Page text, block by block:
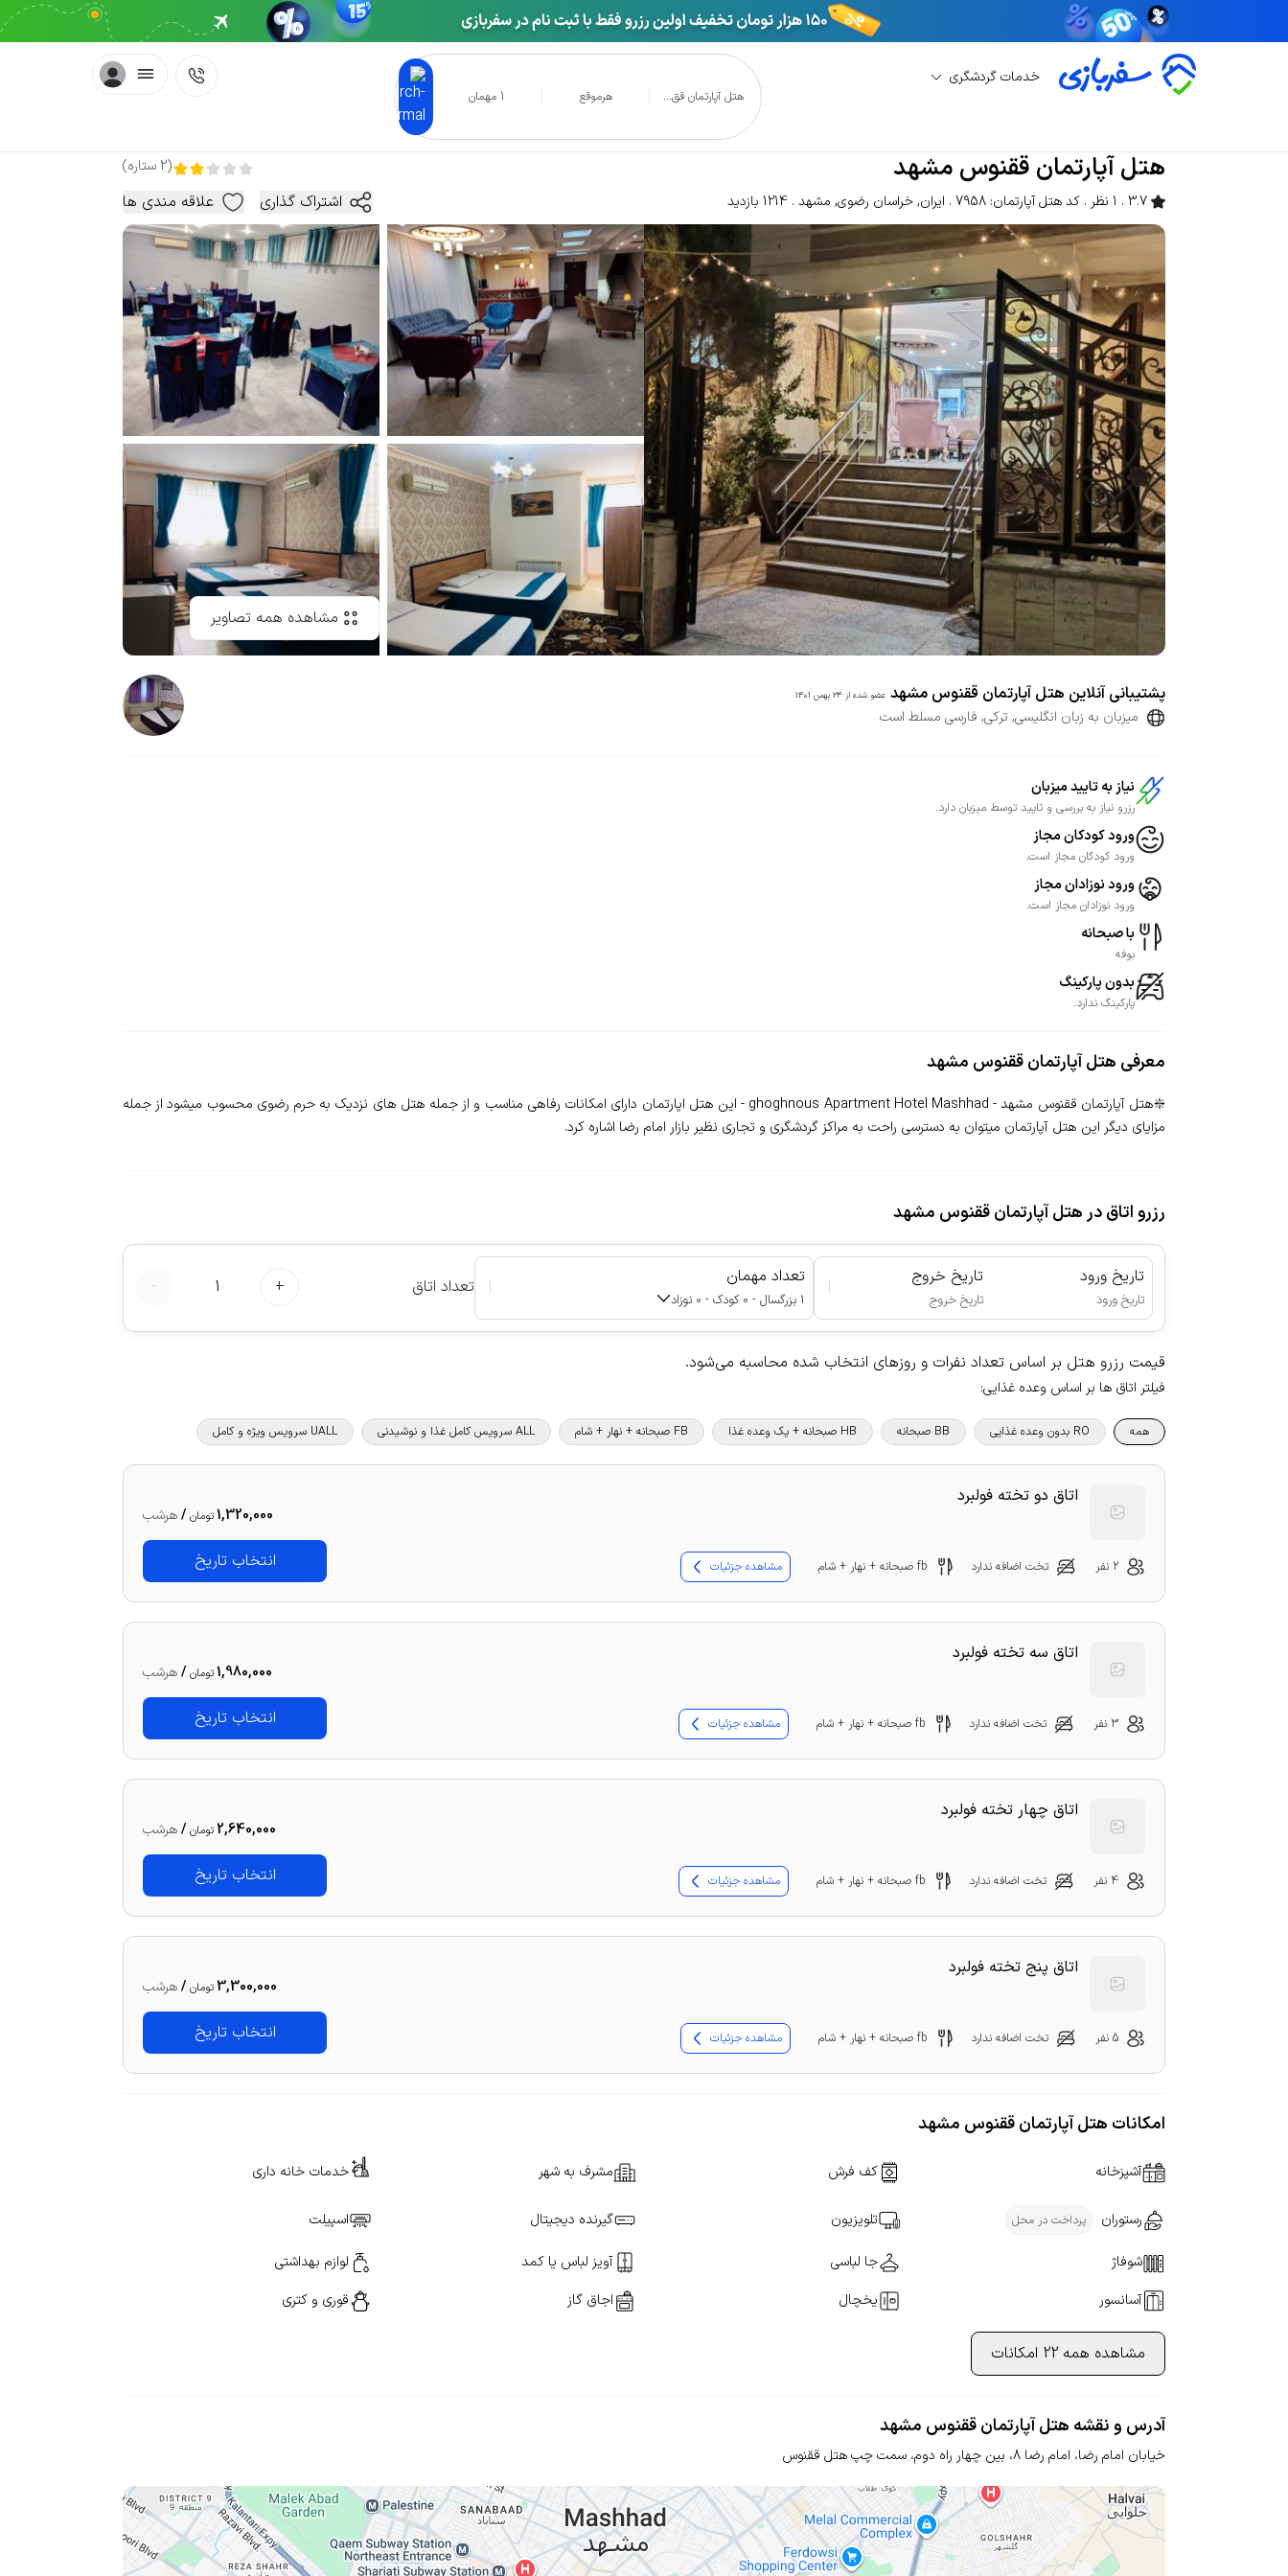
خدمات گردشگری
هتل آپارتمان قق... هرموقع 1 مهمان
هتل آپارتمان ققنوس مشهد
هتل آپارتمان ققنوس مشهد
3.7 1 نظر کد هتل آپارتمان: 7958 ایران,خراسان رضوی, مشهد 1214 بازدید
(
2 ستاره)
اشتراک گذاری علاقه مندی ها
مشاهده همه تصاویر
پشتیبانی آنلاین هتل آپارتمان ققنوس مشهد عضو شده از 24 بهمن 1401
میزبان به زبان انگلیسی, ترکی, فارسی مسلط است
نیاز به تایید میزبان
رزرو نیاز به بررسی و تایید توسط میزبان دارد.
ورود کودکان مجاز
ورود کودکان مجاز است.
ورود نوزادان مجاز
ورود نوزادان مجاز است.
با صبحانه
بوفه
بدون پارکینگ
پارکینگ ندارد.
معرفی هتل آپارتمان ققنوس مشهد
❇️هتل آپارتمان ققنوس مشهد - ghoghnous Apartment Hotel Mashhad - این هتل اپارتمان دارای امکانات رفاهی مناسب و از جمله هتل های نزدیک به حرم رضوی محسوب میشود از جمله
مزایای دیگر این هتل آپارتمان میتوان به دسترسی راحت به مراکز گردشگری و تجاری نظیر بازار امام رضا اشاره کرد.
رزرو اتاق در هتل آپارتمان ققنوس مشهد
تاریخ ورود
تاریخ ورود
تاریخ خروج
تاریخ خروج
| تعداد مهمان
1 بزرگسال - 0 کودک - 0 نوزاد
| تعداد اتاق +
1
-
قیمت رزرو هتل بر اساس تعداد نفرات و روزهای انتخاب شده محاسبه می‌شود.
فیلتر اتاق ها بر اساس وعده غذایی:
همه RO بدون وعده غذایی BB صبحانه HB صبحانه + یک وعده غذا FB صبحانه + نهار + شام ALL سرویس کامل غذا و نوشیدنی UALL سرویس ویژه و کامل
اتاق دو تخته فولبرد
1,320,000تومان /هرشب
انتخاب تاریخ 2 نفر تخت اضافه ندارد fb صبحانه + نهار + شام مشاهده جزئیات
اتاق سه تخته فولبرد
1,980,000تومان /هرشب
انتخاب تاریخ 3 نفر تخت اضافه ندارد fb صبحانه + نهار + شام مشاهده جزئیات
اتاق چهار تخته فولبرد
2,640,000تومان /هرشب
انتخاب تاریخ 4 نفر تخت اضافه ندارد fb صبحانه + نهار + شام مشاهده جزئیات
اتاق پنج تخته فولبرد
3,300,000تومان /هرشب
انتخاب تاریخ 5 نفر تخت اضافه ندارد fb صبحانه + نهار + شام مشاهده جزئیات
امکانات هتل آپارتمان ققنوس مشهد
آشپزخانه کف فرش مشرف به شهر خدمات خانه داری
رستوران پرداخت در محل تلویزیون گیرنده دیجیتال اسپیلت
شوفاژ جا لباسی آویز لباس یا کمد
لوازم بهداشتی
آسانسور
یخچال اجاق گاز قوری و کتری
مشاهده همه 22 امکانات
آدرس و نقشه هتل آپارتمان ققنوس مشهد
خیابان امام رضا، امام رضا 8، بین چهار راه دوم، سمت چپ هتل ققنوس